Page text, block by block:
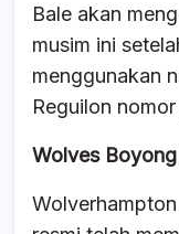
Bale akan
musim ini
menggunakan
Reguilon
Wolves